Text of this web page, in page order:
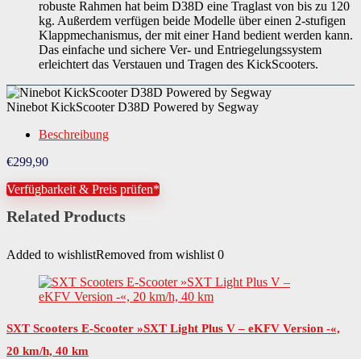
robuste Rahmen hat beim D38D eine Traglast von bis zu 120
kg. Außerdem verfügen beide Modelle über einen 2-stufigen
Klappmechanismus, der mit einer Hand bedient werden kann.
Das einfache und sichere Ver- und Entriegelungssystem
erleichtert das Verstauen und Tragen des KickScooters.
Ninebot KickScooter D38D Powered by Segway
Beschreibung
€299,90
Verfügbarkeit & Preis prüfen*
Related Products
Added to wishlistRemoved from wishlist 0
SXT Scooters E-Scooter »SXT Light Plus V – eKFV Version -«,
20 km/h, 40 km